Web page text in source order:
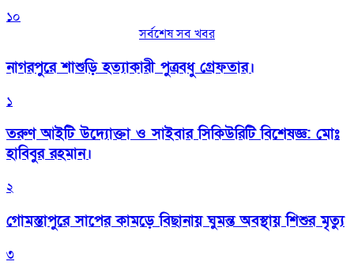
১০
সর্বশেষ সব খবর
নাগরপুরে শাশুড়ি হত্যাকারী পুত্রবধু গ্রেফতার।
১
তরুণ আইটি উদ্যোক্তা ও সাইবার সিকিউরিটি বিশেষজ্ঞ: মোঃ
হাবিবুর রহমান।
২
গোমস্তাপুরে সাপের কামড়ে বিছানায় ঘুমন্ত অবস্থায় শিশুর মৃত্যু
৩